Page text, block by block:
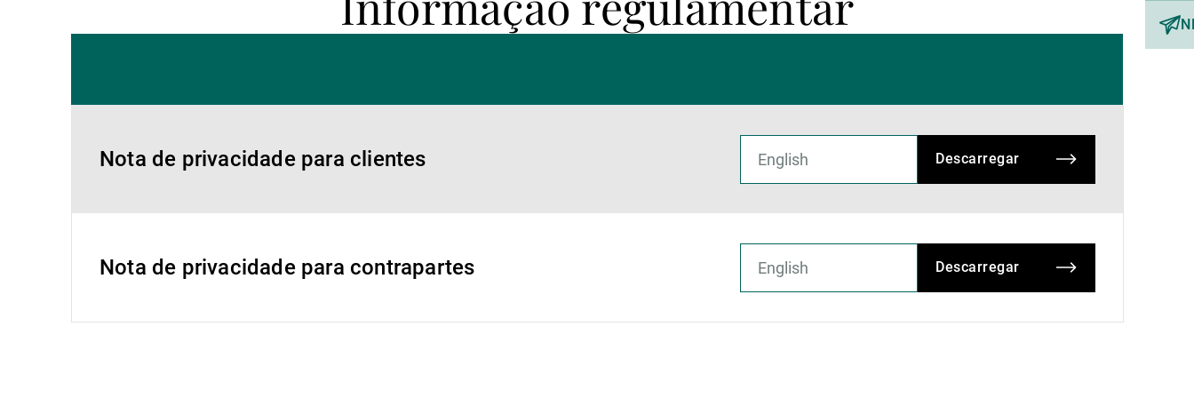
Nota de privacidade para clientes Descarregar
Nota de privacidade para contrapartes Descarregar